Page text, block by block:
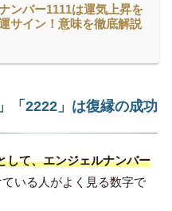
ンバー1111は運気上昇を
サイン！意味を徹底解説
「2222」は復縁の成功
して、エンジェルナンバー
いる人がよく見る数字で